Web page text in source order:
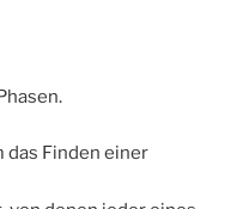
das Finden einer